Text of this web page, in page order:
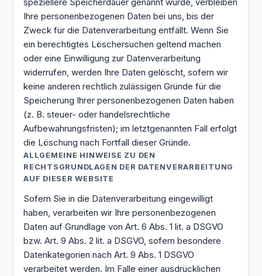
Ihre personenbezogenen Daten bei uns, bis der
Zweck für die Datenverarbeitung entfällt. Wenn Sie
ein berechtigtes Löschersuchen geltend machen
oder eine Einwilligung zur Datenverarbeitung
widerrufen, werden Ihre Daten gelöscht, sofern wir
keine anderen rechtlich zulässigen Gründe für die
Speicherung Ihrer personenbezogenen Daten haben
(z. B. steuer- oder handelsrechtliche
Aufbewahrungsfristen); im letztgenannten Fall erfolgt
die Löschung nach Fortfall dieser Gründe.
ALLGEMEINE HINWEISE ZU DEN
RECHTSGRUNDLAGEN DER DATENVERARBEITUNG
AUF DIESER WEBSITE
Sofern Sie in die Datenverarbeitung eingewilligt
haben, verarbeiten wir Ihre personenbezogenen
Daten auf Grundlage von Art. 6 Abs. 1 lit. a DSGVO
bzw. Art. 9 Abs. 2 lit. a DSGVO, sofern besondere
Datenkategorien nach Art. 9 Abs. 1 DSGVO
verarbeitet werden. Im Falle einer ausdrücklichen